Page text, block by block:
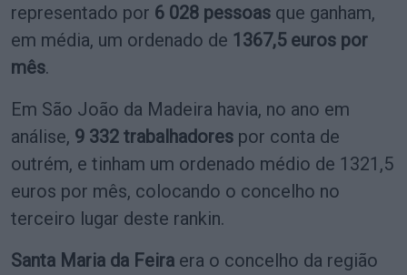
representado por 6 028 pessoas que ganham,
em média, um ordenado de 1367,5 euros por
mês.
Em São João da Madeira havia, no ano em
análise, 9 332 trabalhadores por conta de
outrém, e tinham um ordenado médio de 1321,5
euros por mês, colocando o concelho no
terceiro lugar deste rankin.
Santa Maria da Feira era o concelho da região